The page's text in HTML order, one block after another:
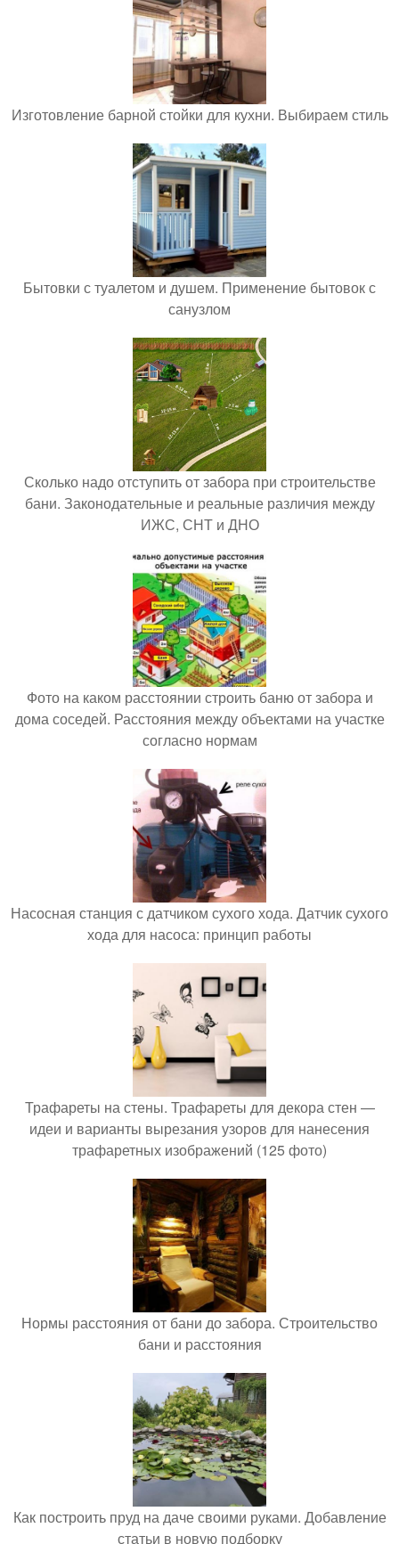
Изготовление барной стойки для кухни. Выбираем стиль
Бытовки с туалетом и душем. Применение бытовок с
санузлом
Сколько надо отступить от забора при строительстве
бани. Законодательные и реальные различия между
ИЖС, СНТ и ДНО
Фото на каком расстоянии строить баню от забора и
дома соседей. Расстояния между объектами на участке
согласно нормам
Насосная станция с датчиком сухого хода. Датчик сухого
хода для насоса: принцип работы
Трафареты на стены. Трафареты для декора стен —
идеи и варианты вырезания узоров для нанесения
трафаретных изображений (125 фото)
Нормы расстояния от бани до забора. Строительство
бани и расстояния
Как построить пруд на даче своими руками. Добавление
статьи в новую подборку